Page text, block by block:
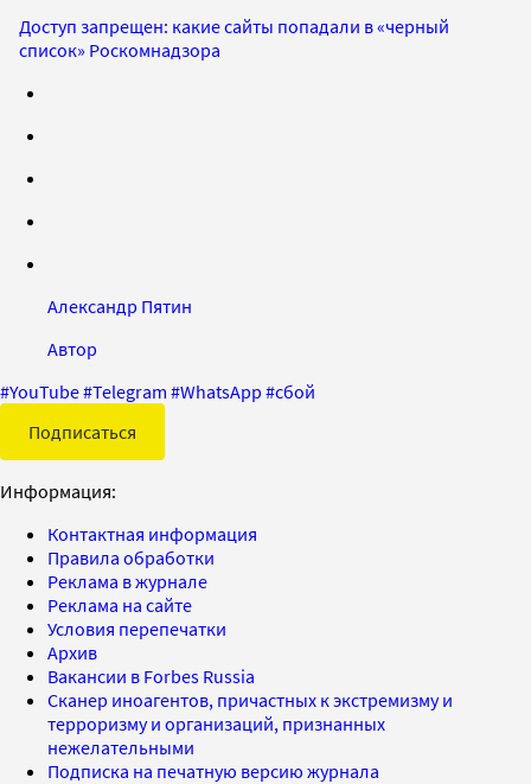
Доступ запрещен: какие сайты попадали в «черный
список» Роскомнадзора
Александр Пятин
Автор
#YouTube#Telegram #WhatsApp #сбой
Подписаться
Информация:
Контактная информация
Правила обработки
Реклама в журнале
Реклама на сайте
Условия перепечатки
Архив
Вакансии в Forbes Russia
Сканер иноагентов, причастных к экстремизму и
терроризму и организаций, признанных
нежелательными
Подписка на печатную версию журнала